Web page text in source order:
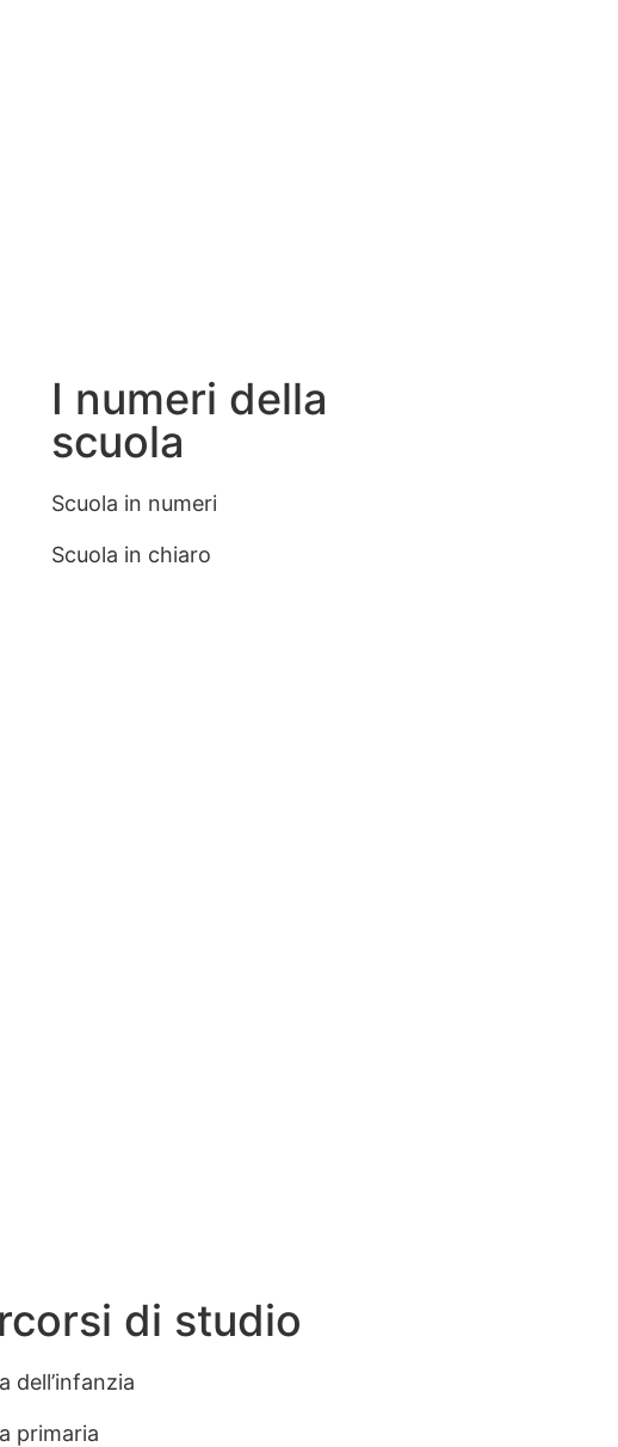
I numeri della
scuola
Scuola in numeri
Scuola in chiaro
di studio
dell’infanzia
primaria